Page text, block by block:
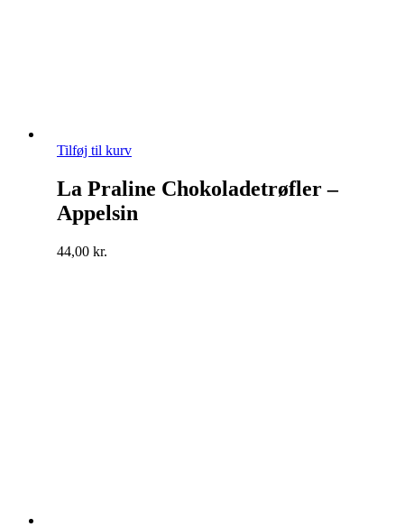
Tilføj til kurv
La Praline Chokoladetrøfler –
Appelsin
44,00 kr.